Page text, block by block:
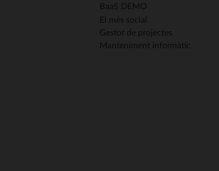
BaaS DEMO
El més social
Gestor de projectes
Manteniment informàtic